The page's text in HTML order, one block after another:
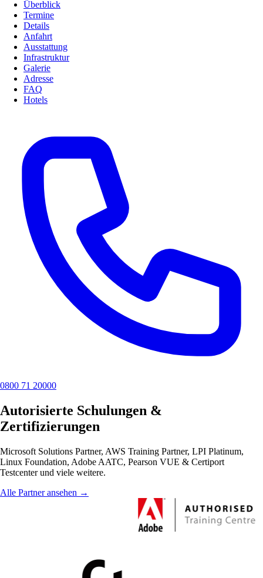
Überblick
Termine
Details
Anfahrt
Ausstattung
Infrastruktur
Galerie
Adresse
FAQ
Hotels
0800 71 20000
Autorisierte Schulungen &
Zertifizierungen
Microsoft Solutions Partner, AWS Training Partner, LPI Platinum,
Linux Foundation, Adobe AATC, Pearson VUE & Certiport
Testcenter und viele weitere.
Alle Partner ansehen →